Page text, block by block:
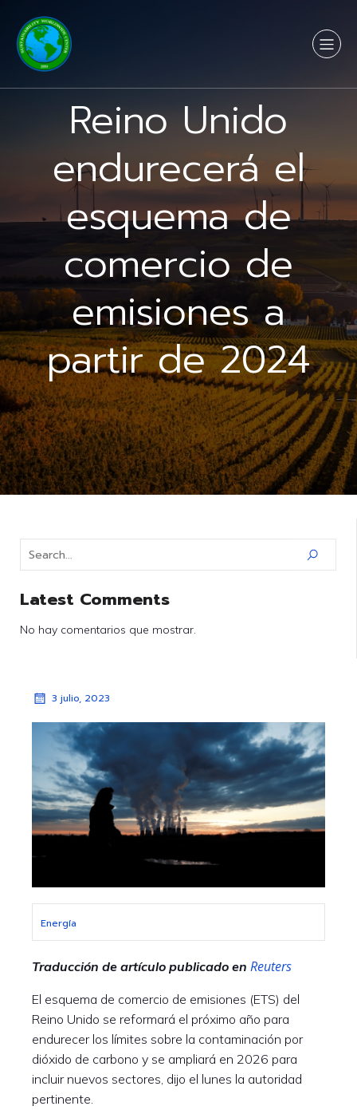
Reino Unido
endurecerá el
esquema de
comercio de
emisiones a
partir de 2024
Latest Comments
No hay comentarios que mostrar.
3 julio, 2023
Energía
Traducción de artículo publicado en Reuters
El esquema de comercio de emisiones (ETS) del
Reino Unido se reformará el próximo año para
endurecer los límites sobre la contaminación por
dióxido de carbono y se ampliará en 2026 para
incluir nuevos sectores, dijo el lunes la autoridad
pertinente.